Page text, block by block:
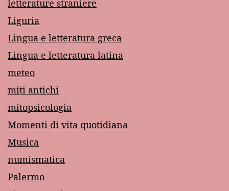
letterature straniere
Liguria
Lingua e letteratura greca
Lingua e letteratura latina
meteo
miti antichi
mitopsicologia
Momenti di vita quotidiana
Musica
numismatica
Palermo